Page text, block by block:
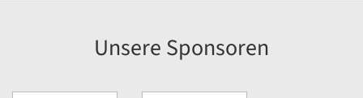
Unsere Sponsoren